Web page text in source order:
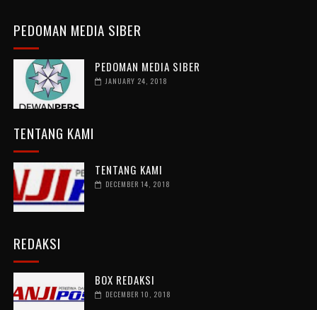
PEDOMAN MEDIA SIBER
PEDOMAN MEDIA SIBER
JANUARY 24, 2018
TENTANG KAMI
TENTANG KAMI
DECEMBER 14, 2018
REDAKSI
BOX REDAKSI
DECEMBER 10, 2018